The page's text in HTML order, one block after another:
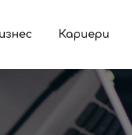
Кариери